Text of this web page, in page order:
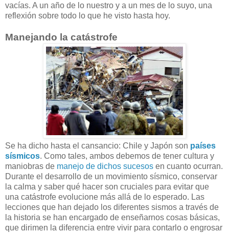
vacías. A un año de lo nuestro y a un mes de lo suyo, una
reflexión sobre todo lo que he visto hasta hoy.
Manejando la catástrofe
Se ha dicho hasta el cansancio: Chile y Japón son países
sísmicos. Como tales, ambos debemos de tener cultura y
maniobras de manejo de dichos sucesos en cuanto ocurran.
Durante el desarrollo de un movimiento sísmico, conservar
la calma y saber qué hacer son cruciales para evitar que
una catástrofe evolucione más allá de lo esperado. Las
lecciones que han dejado los diferentes sismos a través de
la historia se han encargado de enseñarnos cosas básicas,
que dirimen la diferencia entre vivir para contarlo o engrosar